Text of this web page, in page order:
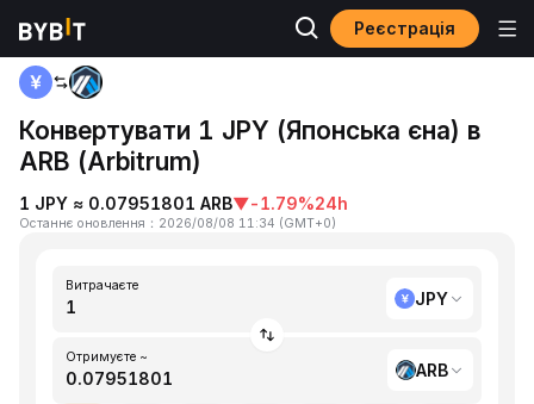
Реєстрація
Головна
Конвертувати 1 JPY (Японська єна) в
ARB (Arbitrum)
1 JPY ≈ 0.07951801 ARB▼-1.79%24h
Останнє оновлення ： 2026/08/08 11:34 (GMT+0)
Витрачаєте
JPY
Отримуєте ~
ARB